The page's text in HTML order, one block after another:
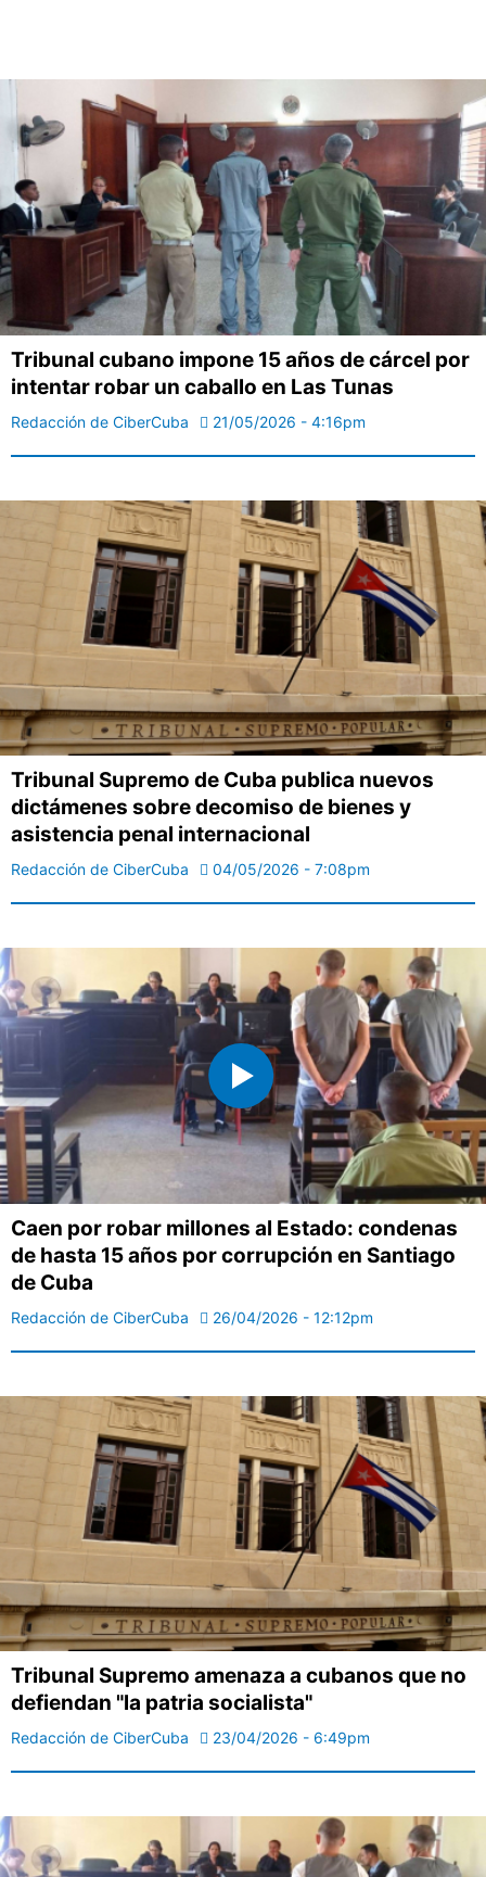
Tribunal cubano impone 15 años de cárcel por
intentar robar un caballo en Las Tunas
Redacción de CiberCuba 21/05/2026 - 4:16pm
Tribunal Supremo de Cuba publica nuevos
dictámenes sobre decomiso de bienes y
asistencia penal internacional
Redacción de CiberCuba 04/05/2026 - 7:08pm
Caen por robar millones al Estado: condenas
de hasta 15 años por corrupción en Santiago
de Cuba
Redacción de CiberCuba 26/04/2026 - 12:12pm
Tribunal Supremo amenaza a cubanos que no
defiendan "la patria socialista"
Redacción de CiberCuba 23/04/2026 - 6:49pm